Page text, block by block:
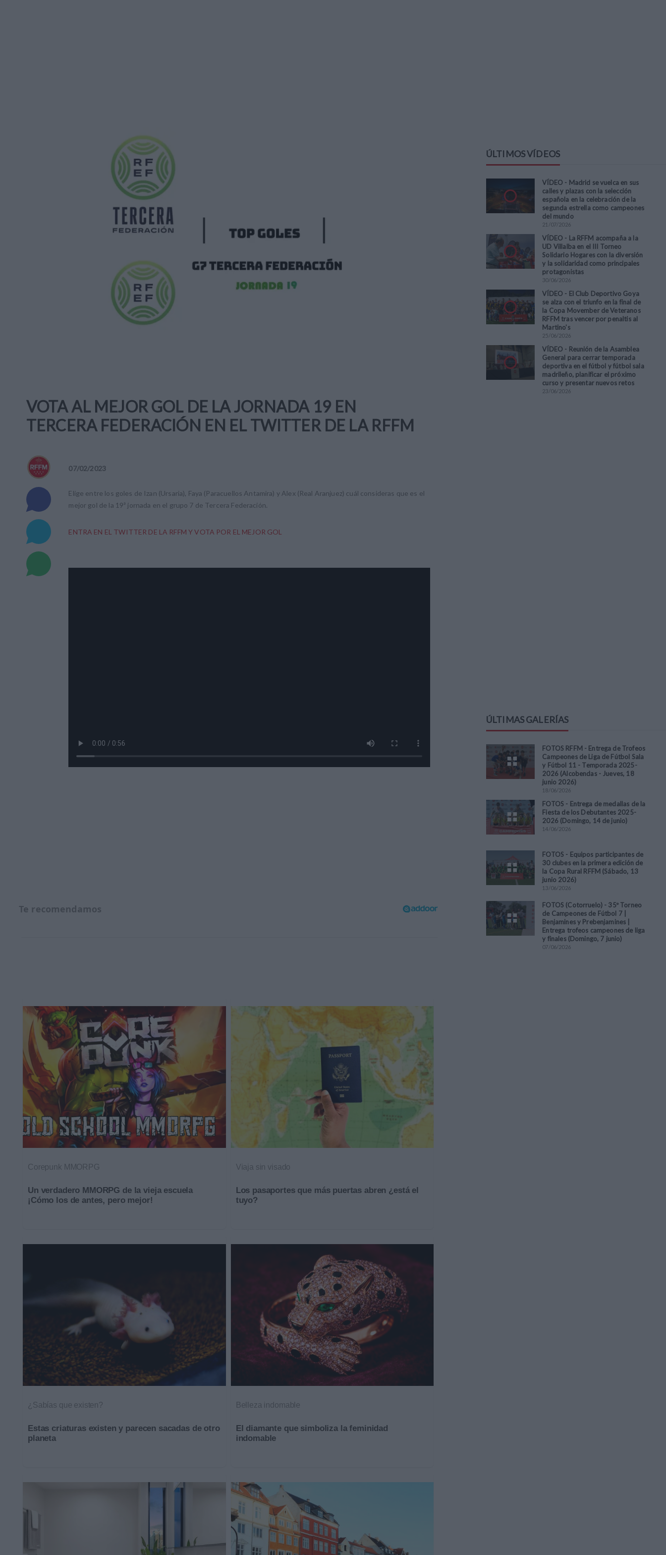
VOTA AL MEJOR GOL DE LA JORNADA 19 EN
TERCERA FEDERACIÓN EN EL TWITTER DE LA RFFM
07/02/2023
Elige entre los goles de Izan (Ursaria), Faya (Paracuellos Antamira) y Alex (Real Aranjuez) cuál consideras que es el
mejor gol de la 19ª jornada en el grupo 7 de Tercera Federación.
ENTRA EN EL TWITTER DE LA RFFM Y VOTA POR EL MEJOR GOL
Corepunk MMORPG
Un verdadero MMORPG de la vieja escuela
¡Cómo los de antes, pero mejor!
Viaja sin visado
Los pasaportes que más puertas abren ¿está el
tuyo?
¿Sabías que existen?
Estas criaturas existen y parecen sacadas de otro
planeta
Belleza indomable
El diamante que simboliza la feminidad
indomable
ÚLTIMOS VÍDEOS
VÍDEO - Madrid se vuelca en sus
calles y plazas con la selección
española en la celebración de la
segunda estrella como campeones
del mundo
21 /07/2026
VÍDEO - La RFFM acompaña a la
UD Villalba en el III Torneo
Solidario Hogares con la diversión
y la solidaridad como principales
protagonistas
30/06/2026
VÍDEO - El Club Deportivo Goya
se alza con el triunfo en la final de
la Copa Movember de Veteranos
RFFM tras vencer por penaltis al
Martino's
25/06/2026
VÍDEO - Reunión de la Asamblea
General para cerrar temporada
deportiva en el fútbol y fútbol sala
madrileño, planificar el próximo
curso y presentar nuevos retos
23/06/2026
ÚLTIMAS GALERÍAS
FOTOS RFFM - Entrega de Trofeos
Campeones de Liga de Fútbol Sala
y Fútbol 11 - Temporada 2025-
2026 (Alcobendas - Jueves, 18
junio 2026)
18/06/2026
FOTOS - Entrega de medallas de la
Fiesta de los Debutantes 2025-
2026 (Domingo, 14 de junio)
14/06/2026
FOTOS - Equipos participantes de
30 clubes en la primera edición de
la Copa Rural RFFM (Sábado, 13
junio 2026)
13/06/2026
FOTOS (Cotorruelo) - 35º Torneo
de Campeones de Fútbol 7 |
Benjamines y Prebenjamines |
Entrega trofeos campeones de liga
y finales (Domingo, 7 junio)
07/06/2026